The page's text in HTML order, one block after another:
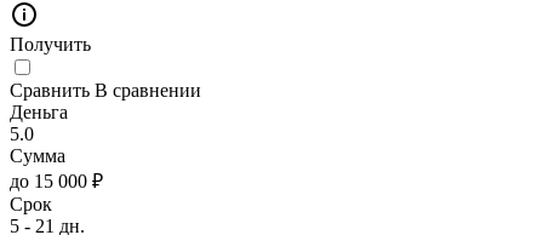
Получить
Сравнить В сравнении
Деньга
5.0
Сумма
до 15 000 ₽
Срок
5 - 21 дн.